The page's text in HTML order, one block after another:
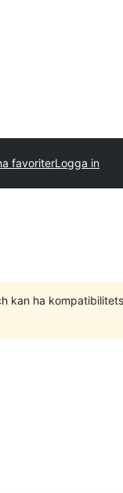
favoriterLogga in
kan ha